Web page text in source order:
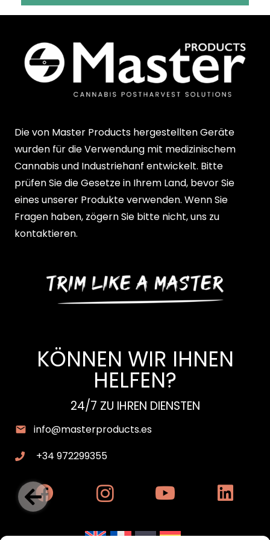
Menge
Die von Master Products hergestellten Geräte
wurden für die Verwendung mit medizinischem
Cannabis und Industriehanf entwickelt. Bitte
prüfen Sie die Gesetze in Ihrem Land, bevor Sie
eines unserer Produkte verwenden. Wenn Sie
Fragen haben, zögern Sie bitte nicht, uns zu
kontaktieren.
KÖNNEN WIR IHNEN
HELFEN?
24/7 ZU IHREN DIENSTEN
info@masterproducts.es
+34 972299355